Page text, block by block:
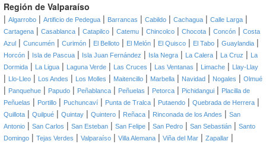
Región de Valparaíso
| Algarrobo | Artificio de Pedegua | Barrancas | Cabildo | Cachagua | Calle Larga |
Cartagena | Casablanca | Catapilco | Catemu | Chincolco | Chocota | Concón | Costa
Azul | Cuncumén | Curimón | El Belloto | El Melón | El Quisco | El Tabo | Guaylandia |
Horcón | Isla de Pascua | Isla Juan Fernández | Isla Negra | La Calera | La Cruz |
La
Dormida | La Ligua | Laguna Verde | Las Cruces | Las Ventanas | Limache | Llay-Llay
| Llo-Lleo | Los Andes | Los Molles | Maitencillo | Marbella | Navidad | Nogales | Olmué
| Panquehue | Papudo | Peñablanca | Peñuelas | Petorca | Pichidangui | Placilla de
Peñuelas | Portillo | Puchuncaví | Punta de Tralca | Putaendo | Quebrada de Herrera |
Quillota | Quilpué | Quintay | Quintero | Reñaca | Rinconada de los Andes | San
Antonio | San Carlos | San Esteban | San Felipe | San Pedro | San Sebastián | Santo
Domingo | Tejas Verdes | Valparaíso | Villa Alemana | Viña del Mar | Zapallar |